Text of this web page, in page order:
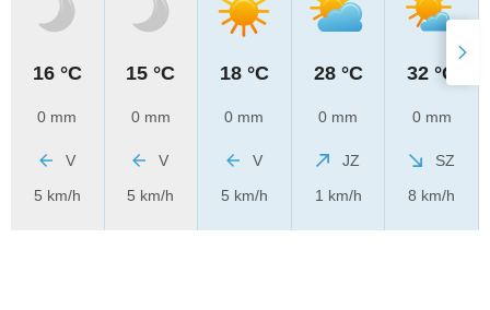
16 °C
0 mm
V
5 km/h
15 °C
0 mm
V
5 km/h
18 °C
0 mm
V
5 km/h
28 °C
0 mm
JZ
1 km/h
32 °C
0 mm
SZ
8 km/h